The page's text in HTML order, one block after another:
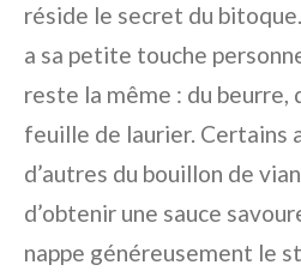
réside le secret du
a sa petite touche
reste la même : du beurre,
feuille de laurier. Certains
d’autres du bouillon de
d’obtenir une sauce
nappe généreusement le